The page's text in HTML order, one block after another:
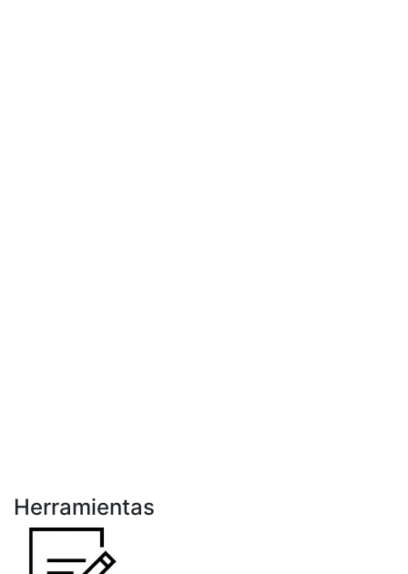
Herramientas